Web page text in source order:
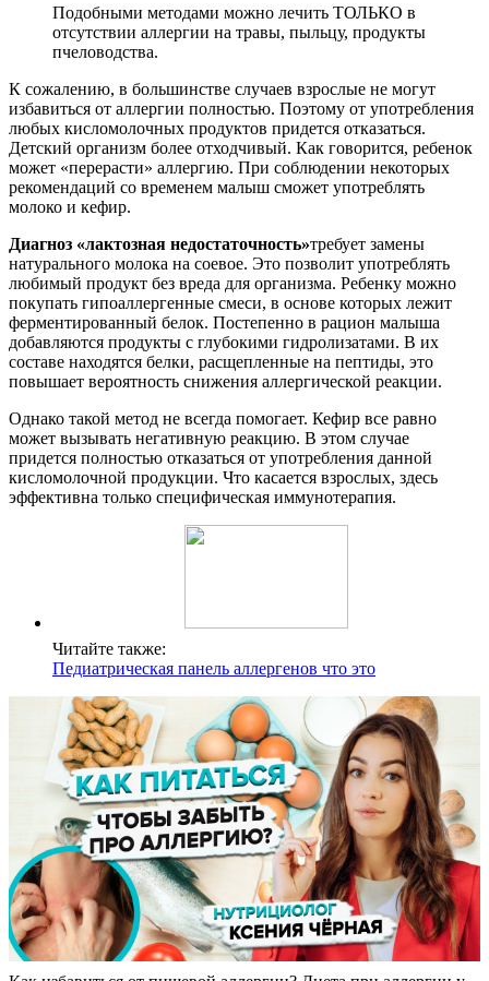
Подобными методами можно лечить ТОЛЬКО в
отсутствии аллергии на травы, пыльцу, продукты
пчеловодства.
К сожалению, в большинстве случаев взрослые не могут
избавиться от аллергии полностью. Поэтому от употребления
любых кисломолочных продуктов придется отказаться.
Детский организм более отходчивый. Как говорится, ребенок
может «перерасти» аллергию. При соблюдении некоторых
рекомендаций со временем малыш сможет употреблять
молоко и кефир.
Диагноз «лактозная недостаточность»требует замены
натурального молока на соевое. Это позволит употреблять
любимый продукт без вреда для организма. Ребенку можно
покупать гипоаллергенные смеси, в основе которых лежит
ферментированный белок. Постепенно в рацион малыша
добавляются продукты с глубокими гидролизатами. В их
составе находятся белки, расщепленные на пептиды, это
повышает вероятность снижения аллергической реакции.
Однако такой метод не всегда помогает. Кефир все равно
может вызывать негативную реакцию. В этом случае
придется полностью отказаться от употребления данной
кисломолочной продукции. Что касается взрослых, здесь
эффективна только специфическая иммунотерапия.
Читайте также:
Педиатрическая панель аллергенов что это